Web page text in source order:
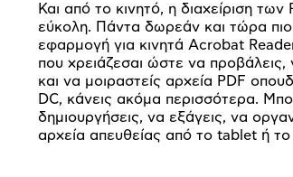
Και από το κινητό, η διαχείριση
εύκολη. Πάντα δωρεάν και τώρα
εφαρμογή για κινητά Acrobat
που χρειάζεσαι ώστε να προβάλεις,
και να μοιραστείς αρχεία PDF
DC, κάνεις ακόμα περισσότερα.
δημιουργήσεις, να εξάγεις, να
αρχεία απευθείας από το tablet ή